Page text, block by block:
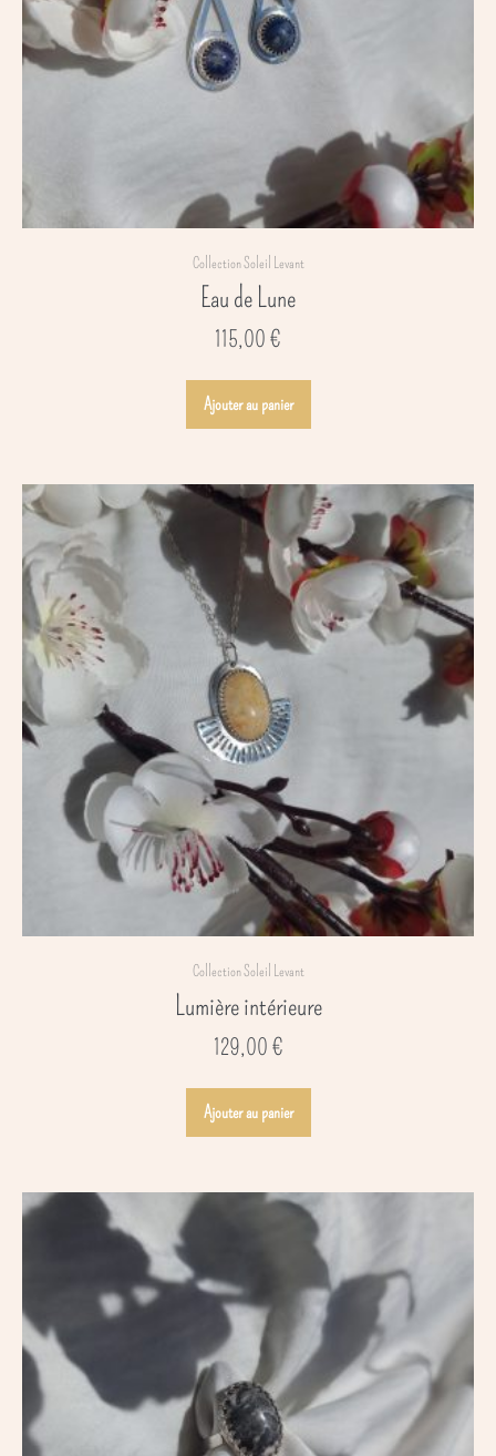
Collection Soleil Levant
Eau de Lune
115,00 €
Ajouter au panier
Collection Soleil Levant
Lumière intérieure
129,00 €
Ajouter au panier